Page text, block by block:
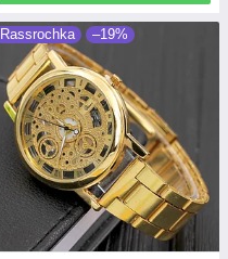
Rassrochka –19%